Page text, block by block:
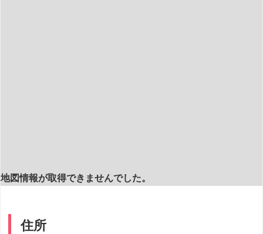
地図情報が取得できませんでした。
住所